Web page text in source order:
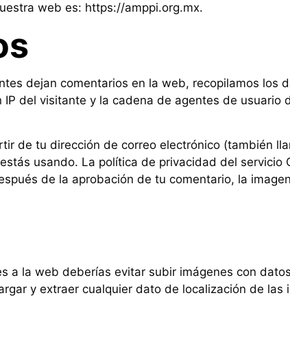
web es: https://amppi.org.mx.
dejan comentarios en la web, recopilamos los
del visitante y la cadena de agentes de usuario
de tu dirección de correo electrónico (también
usando. La política de privacidad del servicio
de la aprobación de tu comentario, la
a la web deberías evitar subir imágenes con
y extraer cualquier dato de localización de las